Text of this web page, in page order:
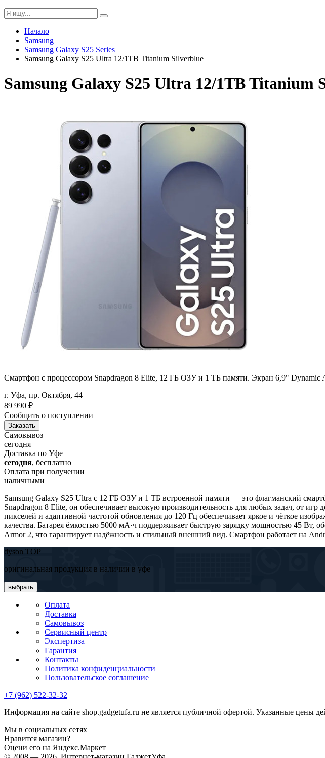
Начало
Samsung
Samsung Galaxy S25 Series
Samsung Galaxy S25 Ultra 12/1TB Titanium Silverblue
Samsung Galaxy S25 Ultra 12/1TB Titanium
Смартфон с процессором Snapdragon 8 Elite, 12 ГБ ОЗУ и 1 ТБ памяти. Экран 6,9"
г. Уфа, пр. Октября, 44
89 990 ₽
Сообщить о поступлении
Заказать
Самовывоз
сегодня
Доставка по Уфе
сегодня, бесплатно
Оплата при получении
наличными
Samsung Galaxy S25 Ultra с 12 ГБ ОЗУ и 1 ТБ встроенной памяти — это флагманский
Snapdragon 8 Elite, он обеспечивает высокую производительность для любых задач, от
пикселей и адаптивной частотой обновления до 120 Гц обеспечивает яркое и чёткое
качества. Батарея ёмкостью 5000 мА·ч поддерживает быструю зарядку мощностью 45 Вт,
Armor 2, что гарантирует надёжность и стильный внешний вид. Смартфон работает на
dyson TOP
оригинальная продукция в наличии в уфе
выбрать
Оплата
Доставка
Самовывоз
Сервисный центр
Экспертиза
Гарантия
Контакты
Политика конфиденциальности
Пользовательское соглашение
+7 (962) 522-32-32
Информация на сайте shop.gadgetufa.ru не является публичной офертой. Указанные цены
Мы в социальных сетях
Нравится магазин?
Оцени его на Яндекс.Маркет